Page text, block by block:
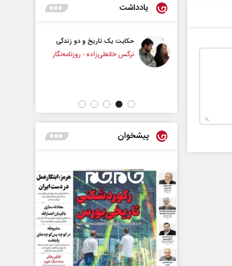
یادداشت
حکایت یک تاریخ و دو زندگی
نرگس خانعلی‌زاده - روزنامه‌نگار
چرایی عقب‌نشینی ترامپ؟
پیشخوان